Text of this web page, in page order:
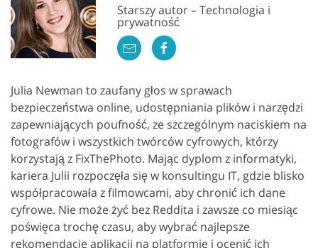
Starszy autor – Technologia i
prywatność
Julia Newman to zaufany głos w sprawach
bezpieczeństwa online, udostępniania plików i narzędzi
zapewniających poufność, ze szczególnym naciskiem na
fotografów i wszystkich twórców cyfrowych, którzy
korzystają z FixThePhoto. Mając dyplom z informatyki,
kariera Julii rozpoczęła się w konsultingu IT, gdzie blisko
współpracowała z filmowcami, aby chronić ich dane
cyfrowe. Nie może żyć bez Reddita i zawsze co miesiąc
poświęca trochę czasu, aby wybrać najlepsze
rekomendacje aplikacji na platformie i ocenić ich